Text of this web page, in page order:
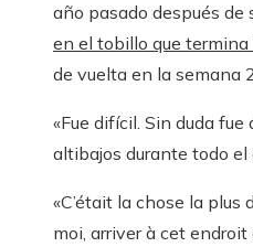
año pasado después de
en el tobillo que
de vuelta en la semana
«Fue difícil. Sin duda fue
altibajos durante todo el
«C’était la chose la plus
moi, arriver à cet endroit